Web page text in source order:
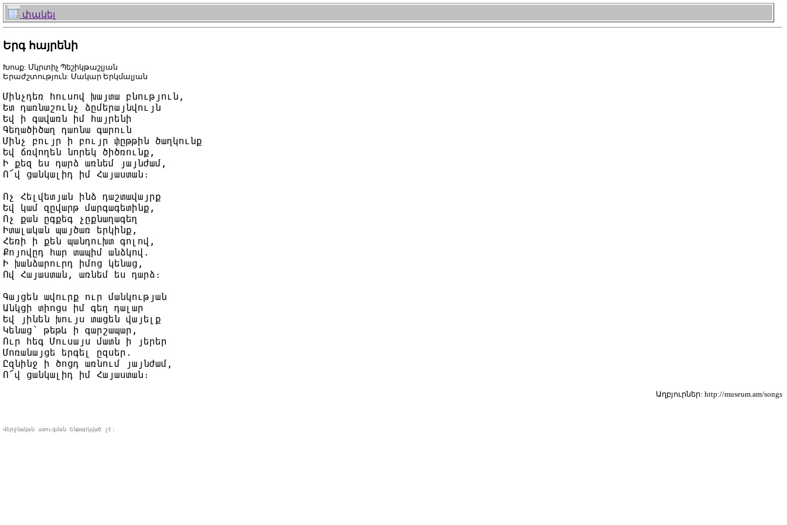
փակել
Երգ հայրենի
Խոսք: Մկրտիչ Պեշիկթաշլյան
Երաժշտություն: Մակար Երկմալյան
Մինչդեռ հուսով խայտա բնություն,
Ետ դառնաշունչ ձըմերայնվույն
Եվ ի գավառն իմ հայրենի
Գեղածիծաղ դաոնա գարուն
Մինչ բույր ի բույր փըթթին ծաղկունք
Եվ ճռվողեն նորեկ ծիծռունք,
Ի քեզ ես դարձ առնեմ յայնժամ,
Ո՜վ ցանկալիդ իմ Հայաստան։
Ոչ Հելվետյան ինձ դաշտավայրք
Եվ կամ զըվարթ մարգագետինք,
Ոչ քան ըգքեգ չըքնաղագեղ
Իտալական պայծառ երկինք,
Հեռի ի քեն պանդուխտ գոլով,
Քոյովըդ հար տապիմ անձկով.
Ի խանձարուրդ իմոց կենաց,
Ով Հայաստան, առնեմ ես դարձ։
Գայցեն ավուրք ուր մանկության
Անկցի տիոցս իմ գեղ դալար
Եվ յինեն խույս տացեն վայելք
Կենաց՝ թեթև ի գարշապար,
Ուր հեգ Մուսայս մատն ի յերեր
Մոռանայցե երգել ըզսեր.
Ըզնինջ ի ծոցդ առնում յայնժամ,
Աղբյուրներ: http://museum.am/songs
Վերջնական ստուգման ենթարկված չէ։